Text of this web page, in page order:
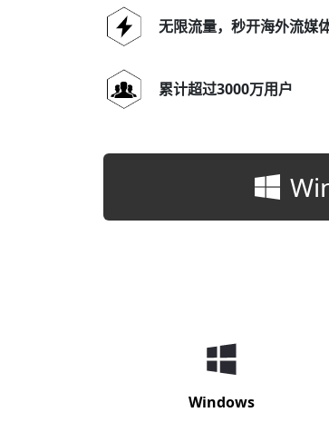
无限流量，秒开海外流媒
累计超过3000万用户
Windows